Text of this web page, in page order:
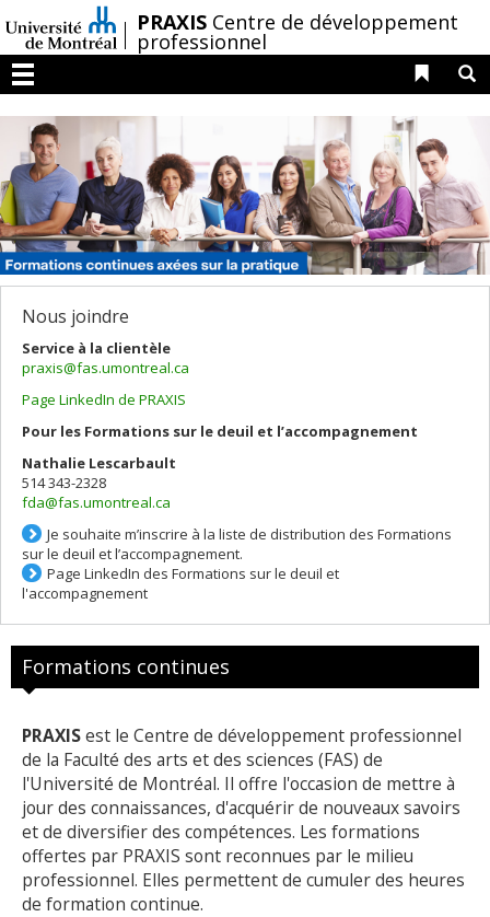
au
contenu
/PRAXIS Centre de développement
professionnel
Menu
Liens
Nous joindre
Service à la clientèle
praxis@fas.umontreal.ca
Page LinkedIn de PRAXIS
Pour les Formations sur le deuil et l’accompagnement
Nathalie Lescarbault
514 343-2328
fda@fas.umontreal.ca
Je souhaite m’inscrire à la liste de distribution des Formations
sur le deuil et l’accompagnement.
Page LinkedIn des Formations sur le deuil et
l'accompagnement
Formations continues
PRAXISest le Centre de développement professionnel
de la Faculté des arts et des sciences (FAS) de
l'Université de Montréal. Il offre l'occasion de mettre à
jour des connaissances, d'acquérir de nouveaux savoirs
et de diversifier des compétences. Les formations
offertes par PRAXIS sont reconnues par le milieu
professionnel. Elles permettent de cumuler des heures
de formation continue.